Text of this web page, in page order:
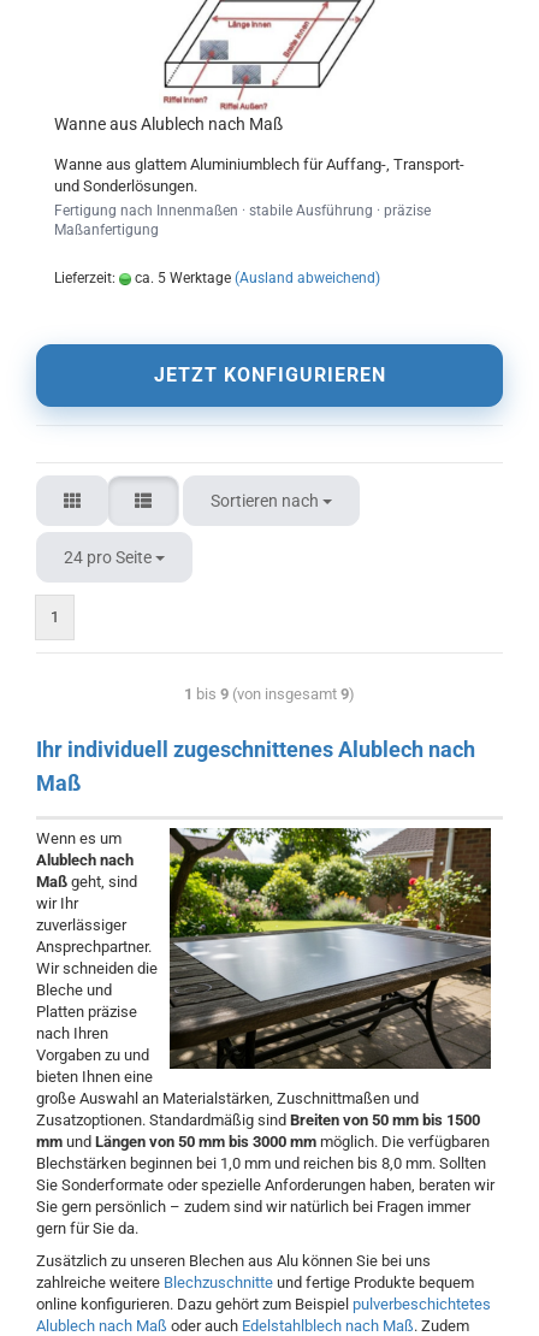
Wanne aus Alublech nach Maß
Wanne aus glattem Aluminiumblech für Auffang-, Transport-
und Sonderlösungen.
Fertigung nach Innenmaßen · stabile Ausführung · präzise
Maßanfertigung
Lieferzeit: ca. 5 Werktage (Ausland abweichend)
JETZT KONFIGURIEREN
Sortieren nach
24 pro Seite
1
1 bis 9 (von insgesamt 9)
Ihr individuell zugeschnittenes Alublech nach
Maß
Wenn es um
Alublech nach
Maß geht, sind
wir Ihr
zuverlässiger
Ansprechpartner.
Wir schneiden die
Bleche und
Platten präzise
nach Ihren
Vorgaben zu und
bieten Ihnen eine
große Auswahl an Materialstärken, Zuschnittmaßen und
Zusatzoptionen. Standardmäßig sind Breiten von 50 mm bis 1500
mm und Längen von 50 mm bis 3000 mm möglich. Die verfügbaren
Blechstärken beginnen bei 1,0 mm und reichen bis 8,0 mm. Sollten
Sie Sonderformate oder spezielle Anforderungen haben, beraten wir
Sie gern persönlich – zudem sind wir natürlich bei Fragen immer
gern für Sie da.
Zusätzlich zu unseren Blechen aus Alu können Sie bei uns
zahlreiche weitere Blechzuschnitte und fertige Produkte bequem
online konfigurieren. Dazu gehört zum Beispiel pulverbeschichtetes
Alublech nach Maß oder auch Edelstahlblech nach Maß. Zudem